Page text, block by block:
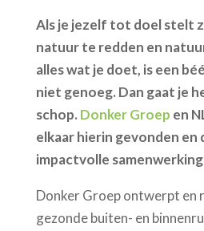
Als je jezelf tot doel stelt
natuur te redden en
alles wat je doet, is een
niet genoeg. Dan gaat je
schop. Donker Groep en
elkaar hierin gevonden
impactvolle
Donker Groep ontwerpt en
gezonde buiten- en